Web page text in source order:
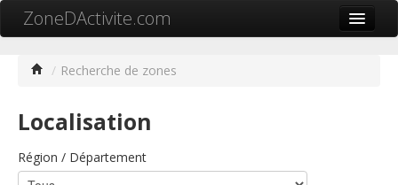
ZoneDActivite.com
Cartographie ZA
Recherche avancée
/ Recherche de zones
Localisation
Région / Département